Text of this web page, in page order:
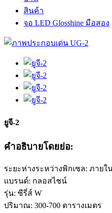
สินค้า
จอ LED Glosshine มือสอง
ยูจี-2
คำอธิบายโดยย่อ:
ระยะห่างระหว่างพิกเซล: ภายใ
แบรนด์: กลอสไชน์
รุ่น: ซีรี่ส์ W
ปริมาณ: 300-700 ตารางเมตร